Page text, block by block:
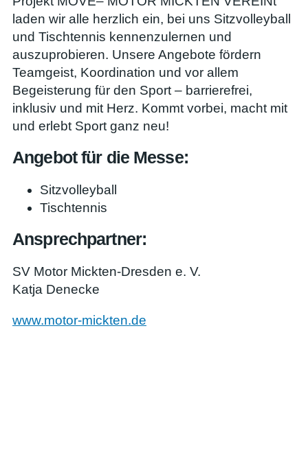
laden wir alle herzlich ein, bei uns Sitzvolleyball
und Tischtennis kennenzulernen und
auszuprobieren. Unsere Angebote fördern
Teamgeist, Koordination und vor allem
Begeisterung für den Sport – barrierefrei,
inklusiv und mit Herz. Kommt vorbei, macht mit
und erlebt Sport ganz neu!
Angebot für die Messe:
Sitzvolleyball
Tischtennis
Ansprechpartner:
SV Motor Mickten-Dresden e. V.
Katja Denecke
www.motor-mickten.de